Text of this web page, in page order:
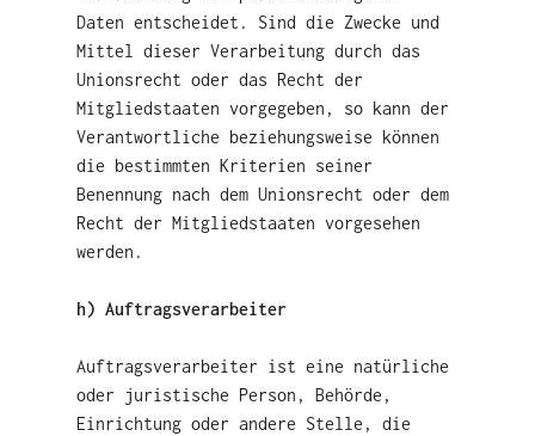
Daten entscheidet. Sind die Zwecke und
Mittel dieser Verarbeitung durch das
Unionsrecht oder das Recht der
Mitgliedstaaten vorgegeben, so kann der
Verantwortliche beziehungsweise können
die bestimmten Kriterien seiner
Benennung nach dem Unionsrecht oder dem
Recht der Mitgliedstaaten vorgesehen
werden.
h) Auftragsverarbeiter
Auftragsverarbeiter ist eine natürliche
oder juristische Person, Behörde,
Einrichtung oder andere Stelle, die